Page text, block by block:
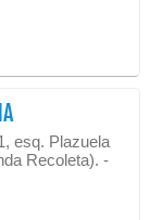
esq. Plazuela
Recoleta). -